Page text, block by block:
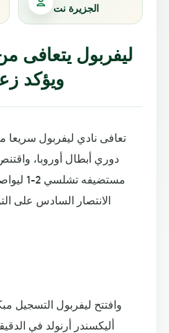
الجزيرة نت
ليفربول يتعافى
ويؤكد
تعافى نادي ليفربول سريعا
دوري أبطال أوروبا،
الانتصار السادس على
وافتتح ليفربول التسجيل